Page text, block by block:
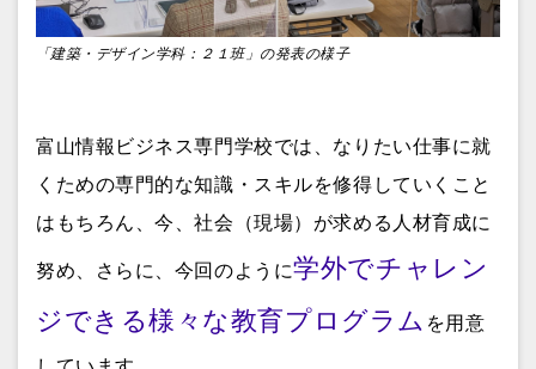
「建築・デザイン学科：２１班」の発表の様子
富山情報ビジネス専門学校では、なりたい仕事に就
くための専門的な知識・スキルを修得していくこと
はもちろん、今、社会（現場）が求める人材育成に
努め、さらに、今回のように学外でチャレン
ジできる様々な教育プログラム を用意